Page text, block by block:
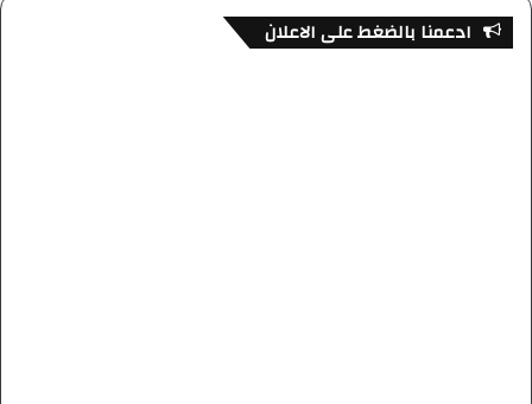
ادعمنا بالضغط على الاعلان